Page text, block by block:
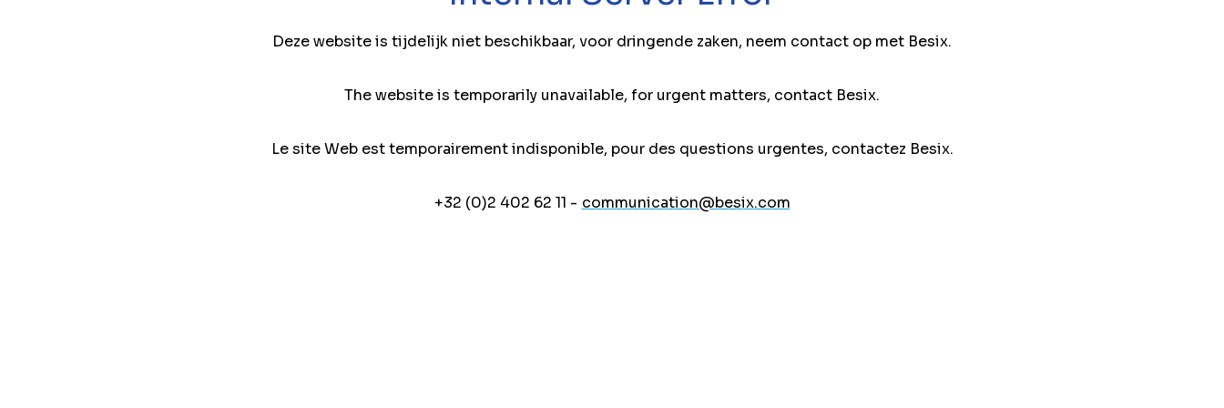
Deze website is tijdelijk niet beschikbaar, voor dringende zaken, neem contact op met Besix.
The website is temporarily unavailable, for urgent matters, contact Besix.
Le site Web est temporairement indisponible, pour des questions urgentes, contactez Besix.
+32 (0)2 402 62 11 - communication@besix.com